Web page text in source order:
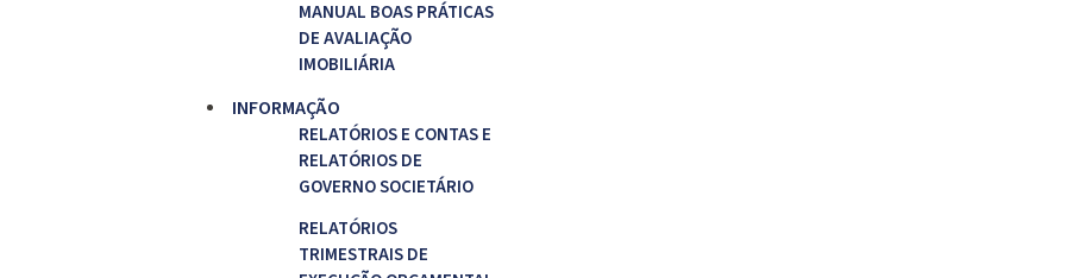
MANUAL BOAS PRÁTICAS
DE AVALIAÇÃO
IMOBILIÁRIA
INFORMAÇÃO
RELATÓRIOS E CONTAS E
RELATÓRIOS DE
GOVERNO SOCIETÁRIO
RELATÓRIOS
TRIMESTRAIS DE